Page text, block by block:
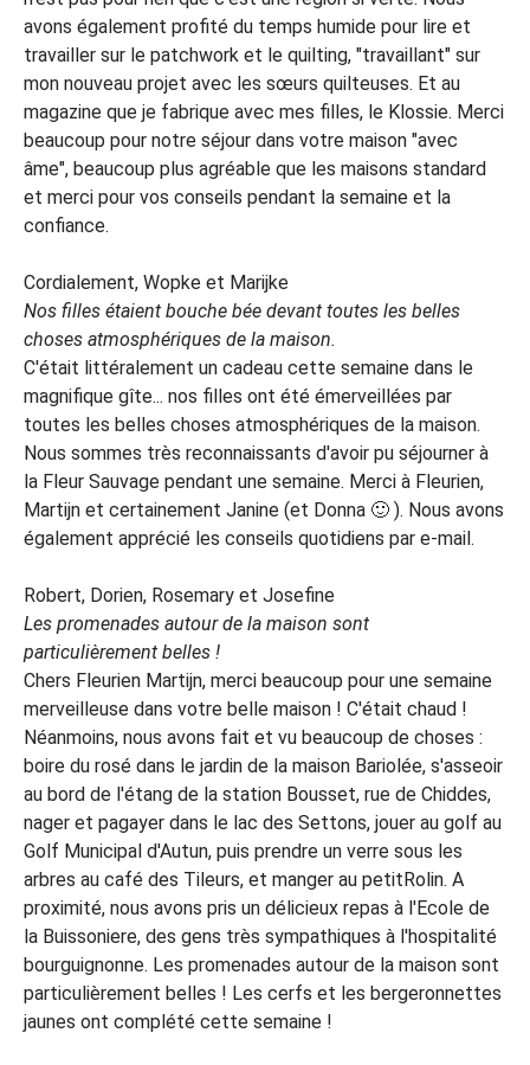
avons également profité du temps humide pour lire et
travailler sur le patchwork et le quilting, "travaillant" sur
mon nouveau projet avec les sœurs quilteuses. Et au
magazine que je fabrique avec mes filles, le Klossie. Merci
beaucoup pour notre séjour dans votre maison "avec
âme", beaucoup plus agréable que les maisons standard
et merci pour vos conseils pendant la semaine et la
confiance.
Cordialement, Wopke et Marijke
Nos filles étaient bouche bée devant toutes les belles
choses atmosphériques de la maison.
C'était littéralement un cadeau cette semaine dans le
magnifique gîte... nos filles ont été émerveillées par
toutes les belles choses atmosphériques de la maison.
Nous sommes très reconnaissants d'avoir pu séjourner à
la Fleur Sauvage pendant une semaine. Merci à Fleurien,
Martijn et certainement Janine (et Donna 🙂 ). Nous avons
également apprécié les conseils quotidiens par e-mail.
Robert, Dorien, Rosemary et Josefine
Les promenades autour de la maison sont
particulièrement belles !
Chers Fleurien Martijn, merci beaucoup pour une semaine
merveilleuse dans votre belle maison ! C'était chaud !
Néanmoins, nous avons fait et vu beaucoup de choses :
boire du rosé dans le jardin de la maison Bariolée, s'asseoir
au bord de l'étang de la station Bousset, rue de Chiddes,
nager et pagayer dans le lac des Settons, jouer au golf au
Golf Municipal d'Autun, puis prendre un verre sous les
arbres au café des Tileurs, et manger au petitRolin. A
proximité, nous avons pris un délicieux repas à l'Ecole de
la Buissoniere, des gens très sympathiques à l'hospitalité
bourguignonne. Les promenades autour de la maison sont
particulièrement belles ! Les cerfs et les bergeronnettes
jaunes ont complété cette semaine !